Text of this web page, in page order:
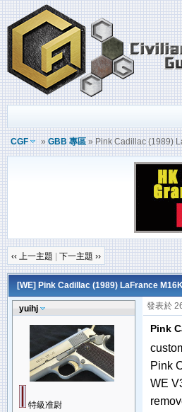
CGF »GBB 專區» Pink Cadillac (1989)
‹‹ 上一主題 下一主題 ››
[WE] Pink Cadillac (1989) LaFrance
yuihj
特級准尉
發表於
Pink
Pink
WE